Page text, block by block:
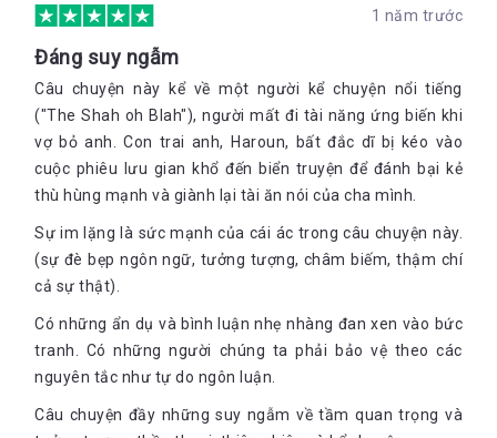
1 năm trước
Đáng suy ngẫm
Câu chuyện này kể về một người kể chuyện nổi tiếng
("The Shah oh Blah"), người mất đi tài năng ứng biến khi
vợ bỏ anh. Con trai anh, Haroun, bất đắc dĩ bị kéo vào
cuộc phiêu lưu gian khổ đến biển truyện để đánh bại kẻ
thù hùng mạnh và giành lại tài ăn nói của cha mình.
Sự im lặng là sức mạnh của cái ác trong câu chuyện này.
(sự đè bẹp ngôn ngữ, tưởng tượng, châm biếm, thậm chí
cả sự thật).
Có những ẩn dụ và bình luận nhẹ nhàng đan xen vào bức
tranh. Có những người chúng ta phải bảo vệ theo các
nguyên tắc như tự do ngôn luận.
Câu chuyện đầy những suy ngẫm về tầm quan trọng và